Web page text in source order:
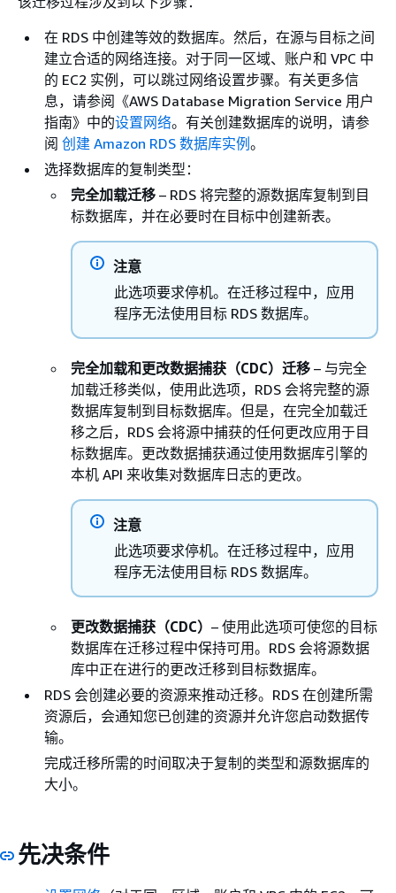
在 RDS 中创建等效的数据库。然后，在源与目标之间
建立合适的网络连接。对于同一区域、账户和 VPC 中
的 EC2 实例，可以跳过网络设置步骤。有关更多信
息，请参阅《AWS Database Migration Service 用户
指南》 中的设置网络。有关创建数据库的说明，请参
阅 创建 Amazon RDS 数据库实例。
选择数据库的复制类型：
完全加载迁移 – RDS 将完整的源数据库复制到目
标数据库，并在必要时在目标中创建新表。
注意
此选项要求停机。在迁移过程中，应用
程序无法使用目标 RDS 数据库。
完全加载和更改数据捕获（CDC）迁移 – 与完全
加载迁移类似，使用此选项， RDS 会将完整的源
数据库复制到目标数据库。但是，在完全加载迁
移之后， RDS 会将源中捕获的任何更改应用于目
标数据库。更改数据捕获通过使用数据库引擎的
本机 API 来收集对数据库日志的更改。
注意
此选项要求停机。在迁移过程中，应用
程序无法使用目标 RDS 数据库。
更改数据捕获（CDC） – 使用此选项可使您的目标
数据库在迁移过程中保持可用。 RDS 会将源数据
库中正在进行的更改迁移到目标数据库。
RDS 会创建必要的资源来推动迁移。 RDS 在创建所需
资源后，会通知您已创建的资源并允许您启动数据传
输。
完成迁移所需的时间取决于复制的类型和源数据库的
大小。
先决条件